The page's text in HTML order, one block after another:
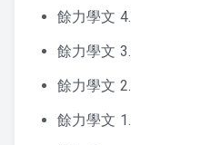
2016 敬老節照片
2015 敬老節照片
餘力學文 4.
餘力學文 3.
餘力學文 2.
餘力學文 1.